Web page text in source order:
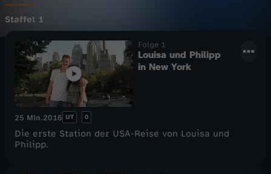
U
S
A
!
Staffel 1
Folge 1
Louisa und Philipp
in New York
25 Min.2016 UT 0
Die erste Station der USA-Reise von Louisa und
Philipp.